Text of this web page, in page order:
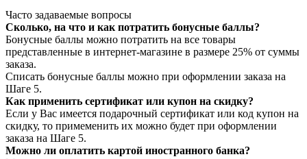
Часто задаваемые вопросы
Сколько, на что и как потратить бонусные баллы?
Бонусные баллы можно потратить на все товары
представленные в интернет-магазине в размере 25% от суммы
заказа.
Списать бонусные баллы можно при оформлении заказа на
Шаге 5.
Как применить сертификат или купон на скидку?
Если у Вас имеется подарочный сертификат или код купон на
скидку, то примеменить их можно будет при оформлении
заказа на Шаге 5.
Можно ли оплатить картой иностранного банка?